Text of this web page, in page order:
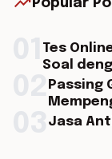
Popular
Tes
Soal
Passing
Jasa